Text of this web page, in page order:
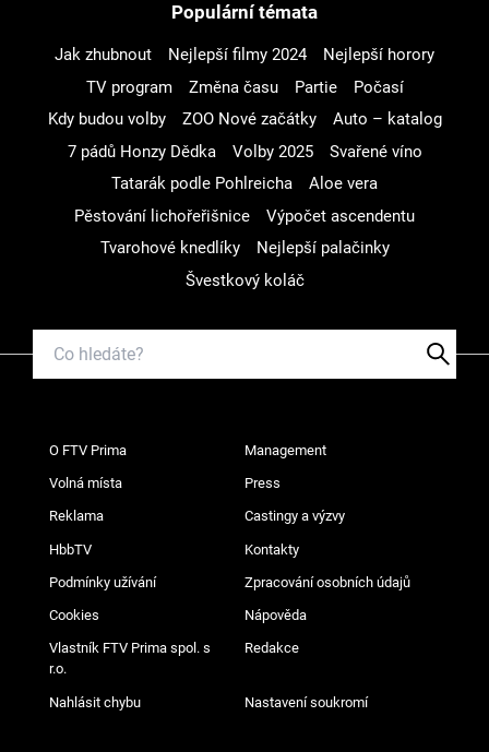
Populární témata
Jak zhubnout Nejlepší filmy 2024
Nejlepší horory
TV program
Změna času Partie
Počasí
Kdy budou volby
ZOO Nové začátky
Auto – katalog
7 pádů Honzy Dědka
Volby 2025
Svařené víno
Tatarák podle Pohlreicha
Aloe vera
Pěstování lichořeřišnice
Výpočet ascendentu
Tvarohové knedlíky
Nejlepší palačinky
Švestkový koláč
O FTV Prima Management
Volná místa Press
Reklama Castingy a výzvy
HbbTV Kontakty
Podmínky užívání Zpracování osobních údajů
Cookies Nápověda
Vlastník FTV Prima spol. s
r.o.
Redakce
Nahlásit chybu Nastavení soukromí